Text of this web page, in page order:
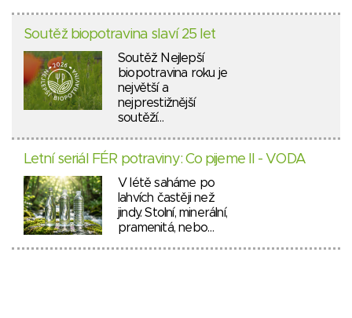
Soutěž biopotravina slaví 25 let
Soutěž Nejlepší
biopotravina roku je
největší a
nejprestižnější
soutěží…
Letní seriál FÉR potraviny: Co pijeme II - VODA
V létě saháme po
lahvích častěji než
jindy. Stolní, minerální,
pramenitá, nebo…